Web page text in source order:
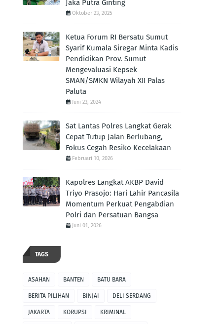
Jaka Putra Ginting ‎
Oktober 23, 2025
Ketua Forum RI Bersatu Sumut
Syarif Kumala Siregar Minta Kadis
Pendidikan Prov. Sumut
Mengevaluasi Kepsek
SMAN/SMKN Wilayah XII Palas
Paluta
Juni 23, 2024
Sat Lantas Polres Langkat Gerak
Cepat Tutup Jalan Berlubang,
Fokus Cegah Resiko Kecelakaan
Februari 10, 2026
Kapolres Langkat AKBP David
Triyo Prasojo: Hari Lahir Pancasila
Momentum Perkuat Pengabdian
Polri dan Persatuan Bangsa
Juni 01, 2026
TAGS
ASAHAN BANTEN BATU BARA
BERITA PILIHAN BINJAI DELI SERDANG
JAKARTA KORUPSI KRIMINAL